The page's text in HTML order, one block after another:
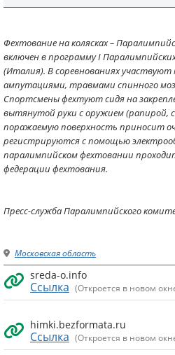
Фехтование на колясках –
включен в программу I
(Италия). В соревнованиях
ампутациями, травмами спинного
Спортсмены фехтуют сидя на
вытянутой руки с оружием (рапирой,
поражаемую поверхность приносит
регистрируются с помощью
паралимпийском фехтовании
федерации фехтования.
Пресс-служба Паралимпийского
Московская область
sreda-o.info
Ссылка (Откроется в новом
himki.bezformata.ru
Ссылка (Откроется в новом